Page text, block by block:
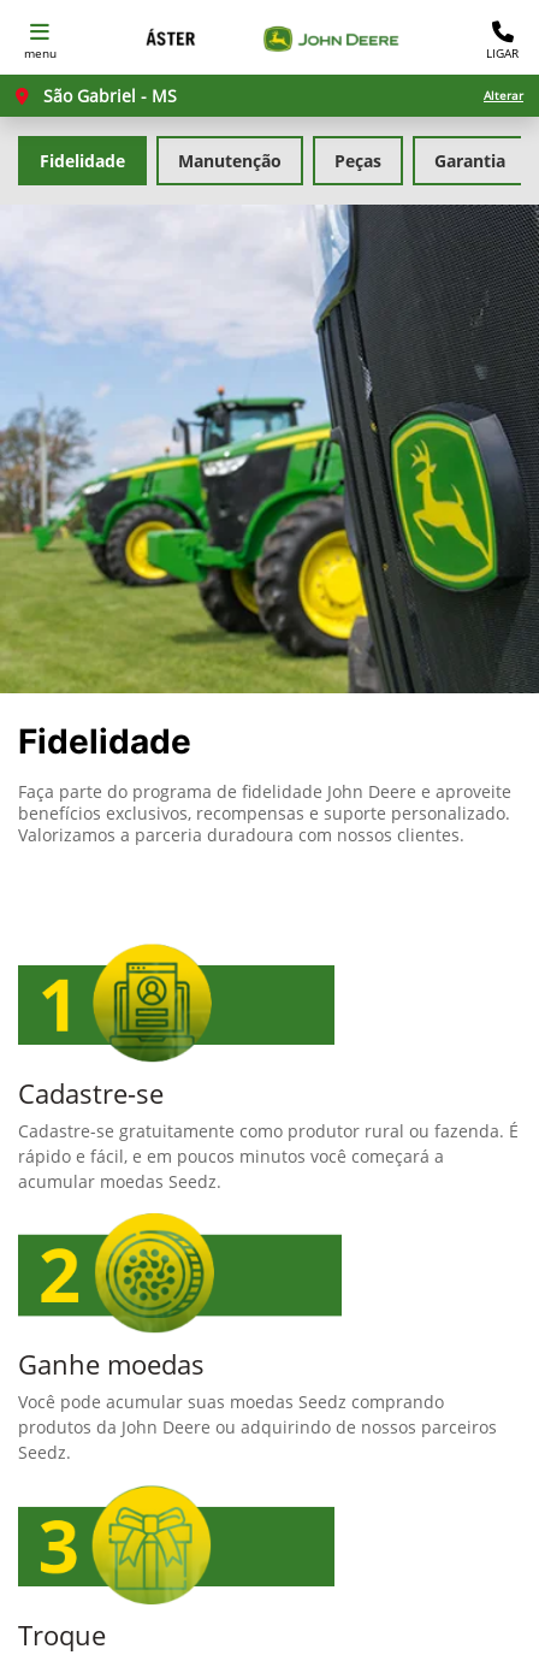
menu LIGAR
São Gabriel - MS Alterar
Manutenção Peças Garantia
Fidelidade
Fidelidade
Faça parte do programa de fidelidade John Deere e aproveite
benefícios exclusivos, recompensas e suporte personalizado.
Valorizamos a parceria duradoura com nossos clientes.
Cadastre-se
Cadastre-se gratuitamente como produtor rural ou fazenda. É
rápido e fácil, e em poucos minutos você começará a
acumular moedas Seedz.
Ganhe moedas
Você pode acumular suas moedas Seedz comprando
produtos da John Deere ou adquirindo de nossos parceiros
Seedz.
Troque